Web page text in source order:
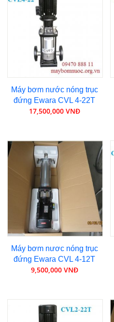
Máy bơm nước nóng trục
đứng Ewara CVL 4-22T
17,500,000 VNĐ
Máy bơm nươc nóng trục
đứng Ewara CVL 4-12T
9,500,000 VNĐ